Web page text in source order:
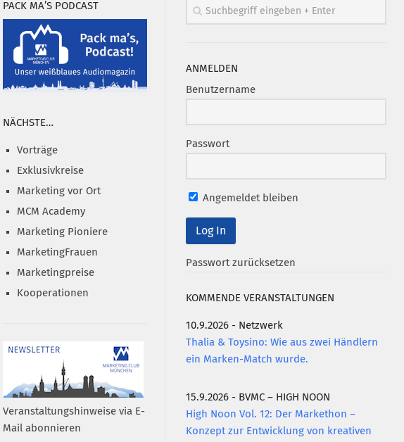
ANMELDEN
Benutzername
Passwort
Angemeldet bleiben
Passwort zurücksetzen
KOMMENDE VERANSTALTUNGEN
10.9.2026 - Netzwerk
Thalia & Toysino: Wie aus zwei Händlern
ein Marken-Match wurde.
15.9.2026 - BVMC – HIGH NOON
High Noon Vol. 12: Der Markethon –
Konzept zur Entwicklung von kreativen
PACK MA’S PODCAST
NÄCHSTE…
Vorträge
Exklusivkreise
Marketing vor Ort
MCM Academy
Marketing Pioniere
MarketingFrauen
Marketingpreise
Kooperationen
Veranstaltungshinweise via E-
Mail abonnieren